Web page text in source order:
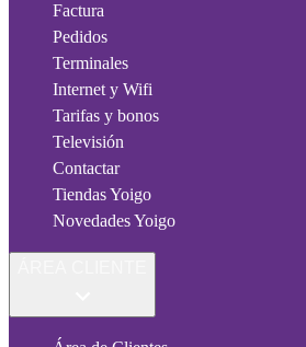
Factura
Pedidos
Terminales
Internet y Wifi
Tarifas y bonos
Televisión
Contactar
Tiendas Yoigo
Novedades Yoigo